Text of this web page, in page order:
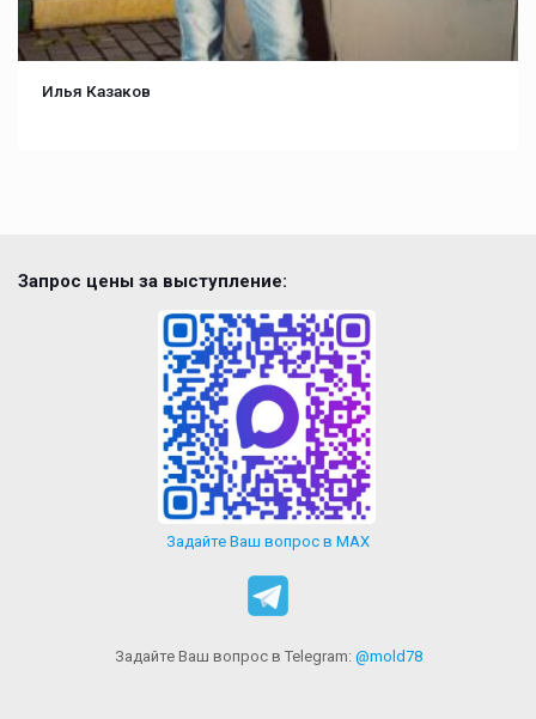
Илья Казаков
Запрос цены за выступление:
Задайте Ваш вопрос в MAX
Задайте Ваш вопрос в Telegram: @mold78